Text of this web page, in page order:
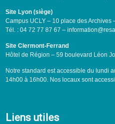
Site Lyon (siège)
Campus UCLY – 10 place des Archives
Tél. : 04 72 77 87 67 –
Site Clermont-Ferrand
Hôtel de Région – 59 boulevard Léon
Notre standard est accessible du lundi
14h00 à 16h00. Nos locaux sont
Liens utiles